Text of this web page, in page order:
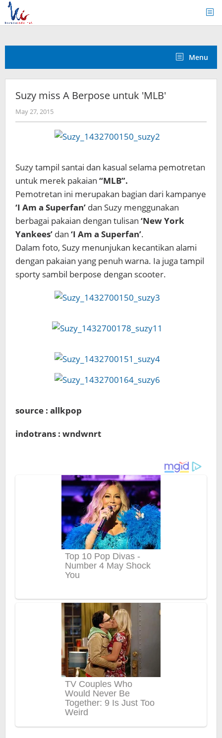
Skip
content
Menu
Suzy miss A Berpose untuk 'MLB'
May 27, 2015by
Koreanindo
Suzy tampil santai dan kasual selama pemotretan
untuk merek pakaian “MLB”.
Pemotretan ini merupakan bagian dari kampanye
‘I Am a Superfan’ dan Suzy menggunakan
berbagai pakaian dengan tulisan ‘New York
Yankees’ dan ‘I Am a Superfan’.
Dalam foto, Suzy menunjukan kecantikan alami
dengan pakaian yang penuh warna. Ia juga tampil
sporty sambil berpose dengan scooter.
source : allkpop
indotrans : wndwnrt